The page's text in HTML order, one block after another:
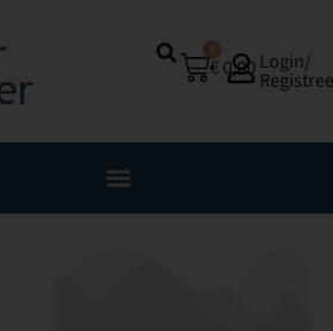
€ 0,00 Login/